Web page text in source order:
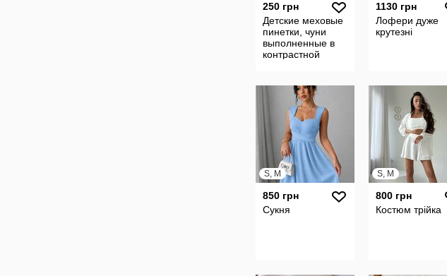
250 грн
Детские меховые
пинетки, чуни
выполненные в
контрастной
завязками-
шнуркам
1130 грн
Лофери дуже
крутезні
S, M
850 грн
Сукня
S, M
800 грн
Костюм трійка